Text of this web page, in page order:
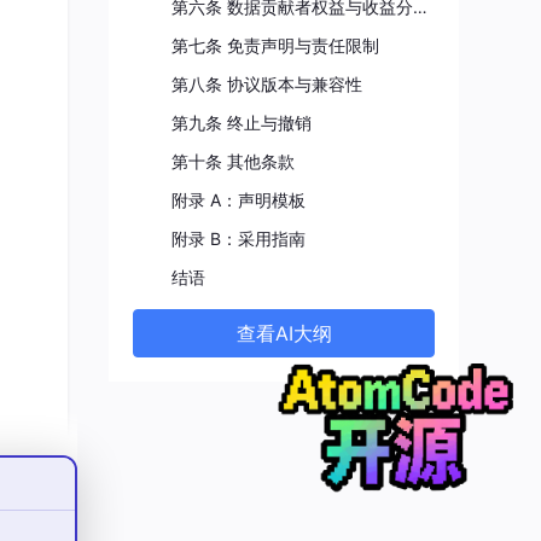
年
数
，
第六条 数据贡献者权益与收益分享机制
第七条 免责声明与责任限制
第八条 协议版本与兼容性
第九条 终止与撤销
第十条 其他条款
附录 A：声明模板
附录 B：采用指南
结语
查看AI大纲